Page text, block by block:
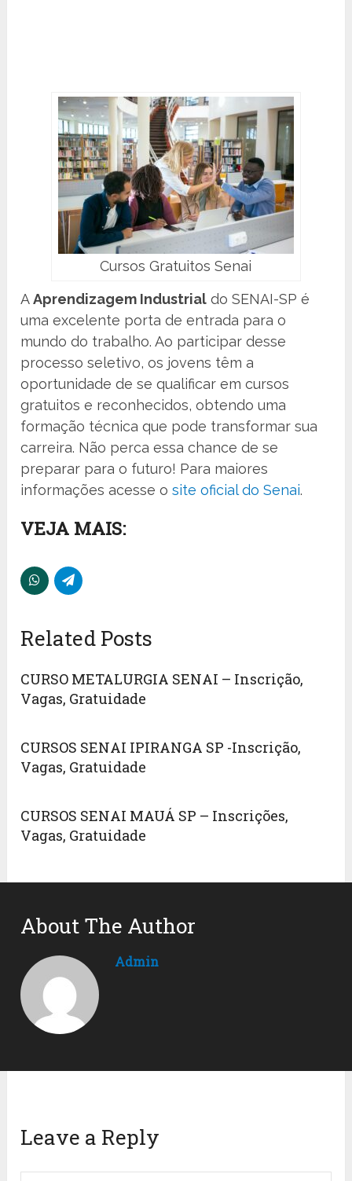
Cursos Gratuitos Senai
AAprendizagem Industrial do SENAI-SP é
uma excelente porta de entrada para o
mundo do trabalho. Ao participar desse
processo seletivo, os jovens têm a
oportunidade de se qualificar em cursos
gratuitos e reconhecidos, obtendo uma
formação técnica que pode transformar sua
carreira. Não perca essa chance de se
preparar para o futuro! Para maiores
informações acesse osite oficial do Senai.
VEJA MAIS:
Related Posts
CURSO METALURGIA SENAI – Inscrição,
Vagas, Gratuidade
CURSOS SENAI IPIRANGA SP -Inscrição,
Vagas, Gratuidade
CURSOS SENAI MAUÁ SP – Inscrições,
Vagas, Gratuidade
About The Author
Admin
Leave a Reply